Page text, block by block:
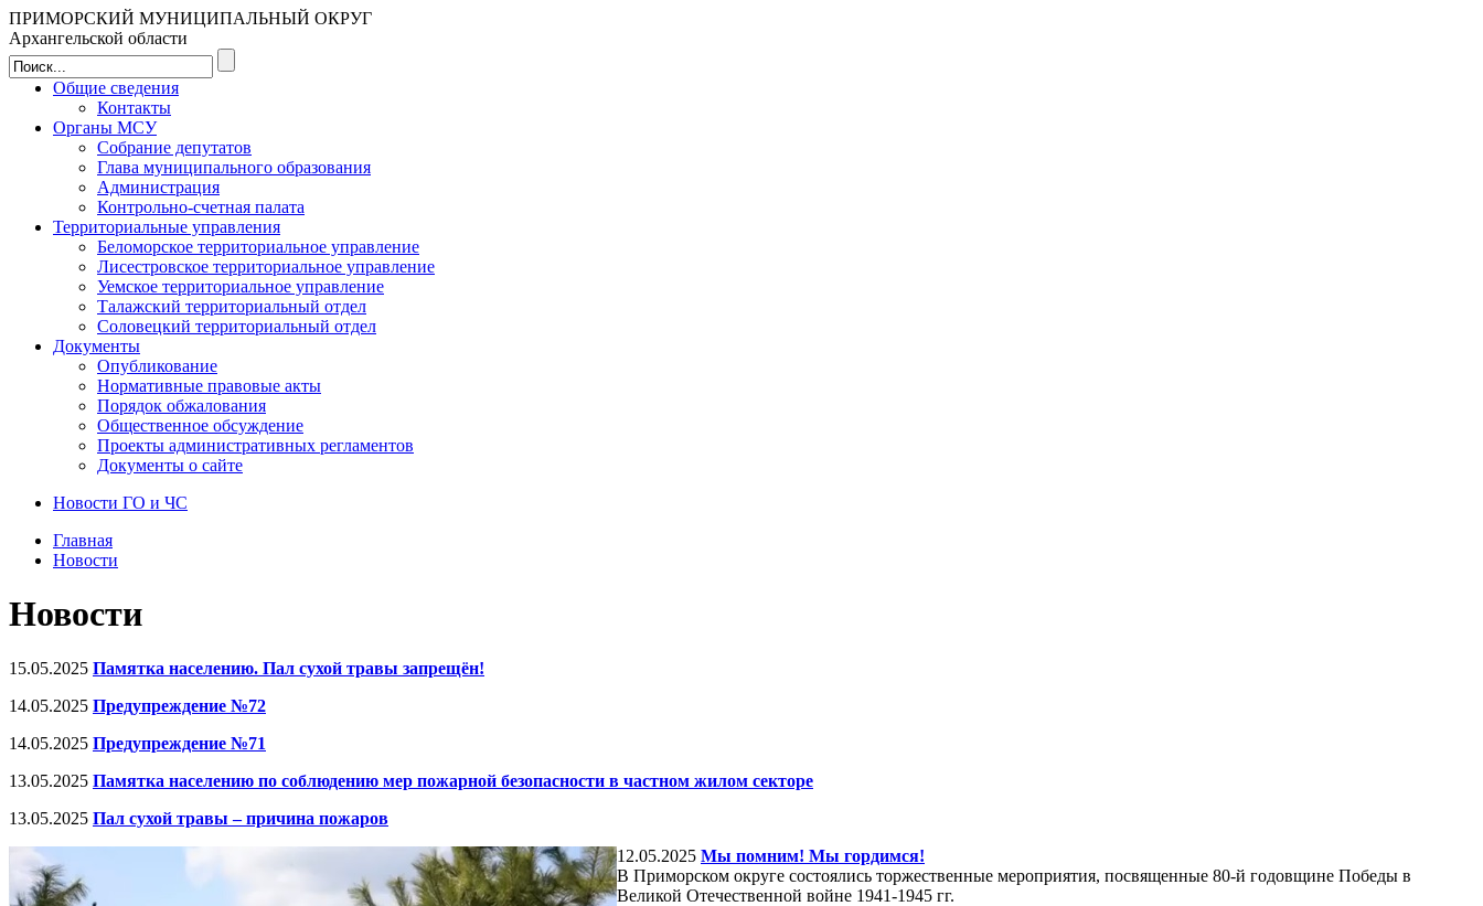
ПРИМОРСКИЙ МУНИЦИПАЛЬНЫЙ ОКРУГ
Архангельской области
Общие сведения
Контакты
Органы МСУ
Собрание депутатов
Глава муниципального образования
Администрация
Контрольно-счетная палата
Территориальные управления
Беломорское территориальное управление
Лисестровское территориальное управление
Уемское территориальное управление
Талажский территориальный отдел
Соловецкий территориальный отдел
Документы
Опубликование
Нормативные правовые акты
Порядок обжалования
Общественное обсуждение
Проекты административных регламентов
Документы о сайте
Новости ГО и ЧС
Главная
Новости
Новости
15.05.2025 Памятка населению. Пал сухой травы запрещён!
14.05.2025 Предупреждение №72
14.05.2025 Предупреждение №71
13.05.2025 Памятка населению по соблюдению мер пожарной безопасности в частном жилом секторе
13.05.2025 Пал сухой травы – причина пожаров
12.05.2025 Мы помним! Мы гордимся!
В Приморском округе состоялись торжественные мероприятия, посвященные 80-й годовщине Победы в
Великой Отечественной войне 1941-1945 гг.